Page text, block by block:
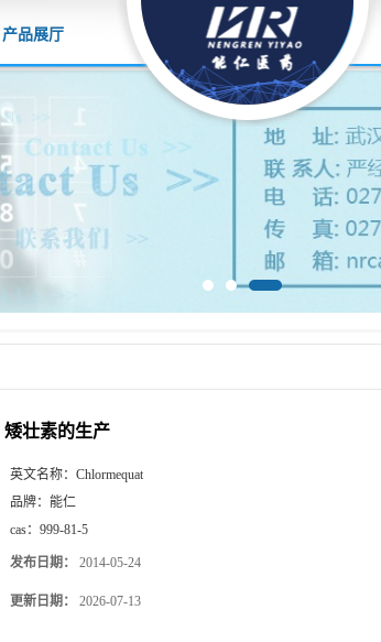
产品展厅
矮壮素的生产
英文名称： Chlormequat
品牌： 能仁
cas： 999-81-5
发布日期： 2014-05-24
更新日期： 2026-07-13